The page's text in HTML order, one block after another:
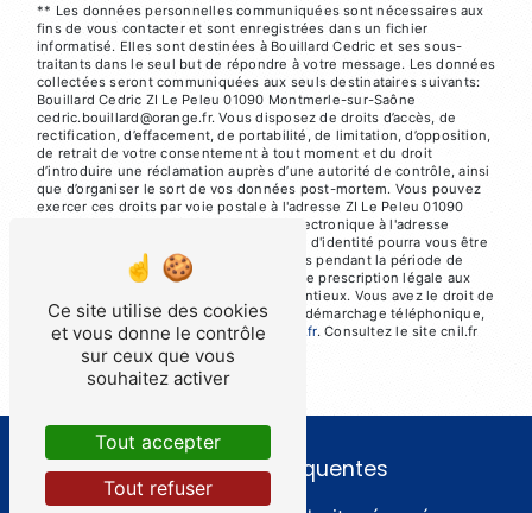
** Les données personnelles communiquées sont nécessaires aux
fins de vous contacter et sont enregistrées dans un fichier
informatisé. Elles sont destinées à Bouillard Cedric et ses sous-
traitants dans le seul but de répondre à votre message. Les données
collectées seront communiquées aux seuls destinataires suivants:
Bouillard Cedric ZI Le Peleu 01090 Montmerle-sur-Saône
cedric.bouillard@orange.fr. Vous disposez de droits d’accès, de
rectification, d’effacement, de portabilité, de limitation, d’opposition,
de retrait de votre consentement à tout moment et du droit
d’introduire une réclamation auprès d’une autorité de contrôle, ainsi
que d’organiser le sort de vos données post-mortem. Vous pouvez
exercer ces droits par voie postale à l'adresse ZI Le Peleu 01090
Montmerle-sur-Saône ou par courrier électronique à l'adresse
cedric.bouillard@orange.fr. Un justificatif d'identité pourra vous être
demandé. Nous conservons vos données pendant la période de
prise de contact puis pendant la durée de prescription légale aux
fins probatoires et de gestion des contentieux. Vous avez le droit de
vous inscrire sur la liste d'opposition au démarchage téléphonique,
disponible à cette adresse: Bloctel.gouv.fr. Consultez le site cnil.fr
pour plus d’informations sur vos droits.
Recherches fréquentes
Ce site utilise des cookies
et vous donne le contrôle
sur ceux que vous
souhaitez activer
Tout accepter
Tout refuser